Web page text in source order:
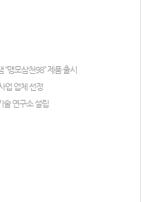
맹모삼천98” 제품 출시
업 업체 선정
술 연구소 설립